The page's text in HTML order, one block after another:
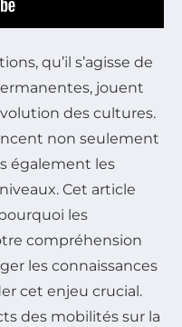
qu’il s’agisse de
jouent
des cultures.
non seulement
également les
Cet article
les
compréhension
les connaissances
cet enjeu crucial.
des mobilités sur la